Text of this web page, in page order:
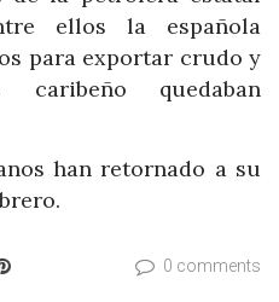
ellos la española
para exportar crudo y
quedaban
han retornado a su
Pinterest 0 comments